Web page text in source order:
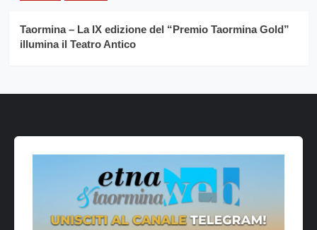
Taormina – La IX edizione del “Premio Taormina Gold”
illumina il Teatro Antico